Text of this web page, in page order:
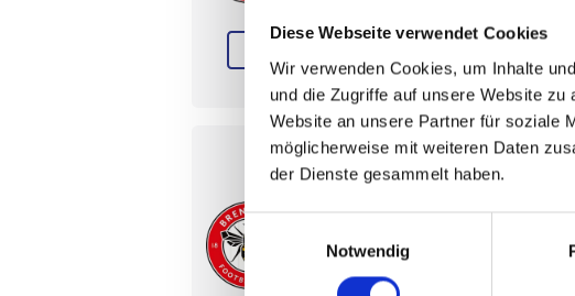
Diese Webseite verwendet Cookies
Wir verwenden Cookies, um Inhalte
und die Zugriffe auf unsere Website
Website an unsere Partner für soziale
möglicherweise mit weiteren Daten
der Dienste gesammelt haben.
Einwilligungsauswahl
Notwendig
Bezahlen Sie 50%
Gtech